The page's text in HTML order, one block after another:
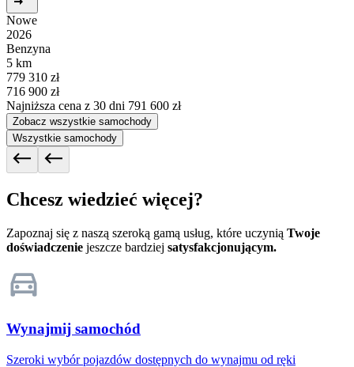
Nowe
2026
Benzyna
5 km
779 310 zł
716 900 zł
Najniższa cena z 30 dni 791 600 zł
Zobacz wszystkie samochody
Wszystkie samochody
Chcesz wiedzieć więcej?
Zapoznaj się z naszą szeroką gamą usług, które uczynią Twoje
doświadczenie jeszcze bardziej satysfakcjonującym.
Wynajmij samochód
Szeroki wybór pojazdów dostępnych do wynajmu od ręki